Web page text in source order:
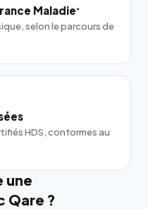
Maladie*
selon le parcours de
HDS, conformes au
une
Qare ?